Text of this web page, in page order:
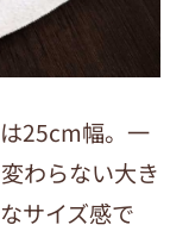
25cm幅。一
わらない大き
サイズ感で